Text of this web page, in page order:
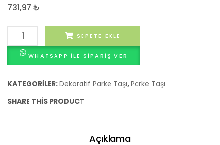
731,97 ₺
MİDYE
DİKEY
YARIM
SEPETE EKLE
WHATSAPP ILE SIPARIŞ VER
KATEGORILER:Dekoratif Parke Taşı,Parke Taşı
SHARE THIS PRODUCT
Açıklama